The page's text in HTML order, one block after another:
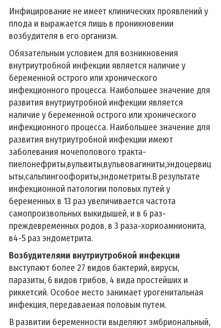
Инфицирование не имеет клинических проявлений у
плода и выражается лишь в проникновении
возбудителя в его организм.
Обязательным условием для возникновения
внутриутробной инфекции является наличие у
беременной острого или хронического
инфекционного процесса. Наибольшее значение для
развития внутриутробной инфекции является
наличие у беременной острого или хронического
инфекционного процесса. Наибольшее значение для
развития внутриутробной инфекции имеют
заболевания мочеполового тракта-
пиелонефриты,вульвиты,вульвовагиниты,эндоцервиц
ыты,сальпингоофориты,эндометриты.В результате
инфекционной патологии половых путей у
беременных в 13 раз увеличивается частота
самопроизвольных выкидышей, и в 6 раз-
преждевременных родов, в 3 раза-хориоамнионита,
в4-5 раз эндометрита.
Возбудителями внутриутробной инфекции
выступают более 27 видов бактерий, вирусы,
паразиты, 6 видов грибов, 4 вида простейших и
риккетсий. Особое место занимает урогенитальная
инфекция, передаваемая половым путем.
В развитии беременности выделяют эмбриональный,